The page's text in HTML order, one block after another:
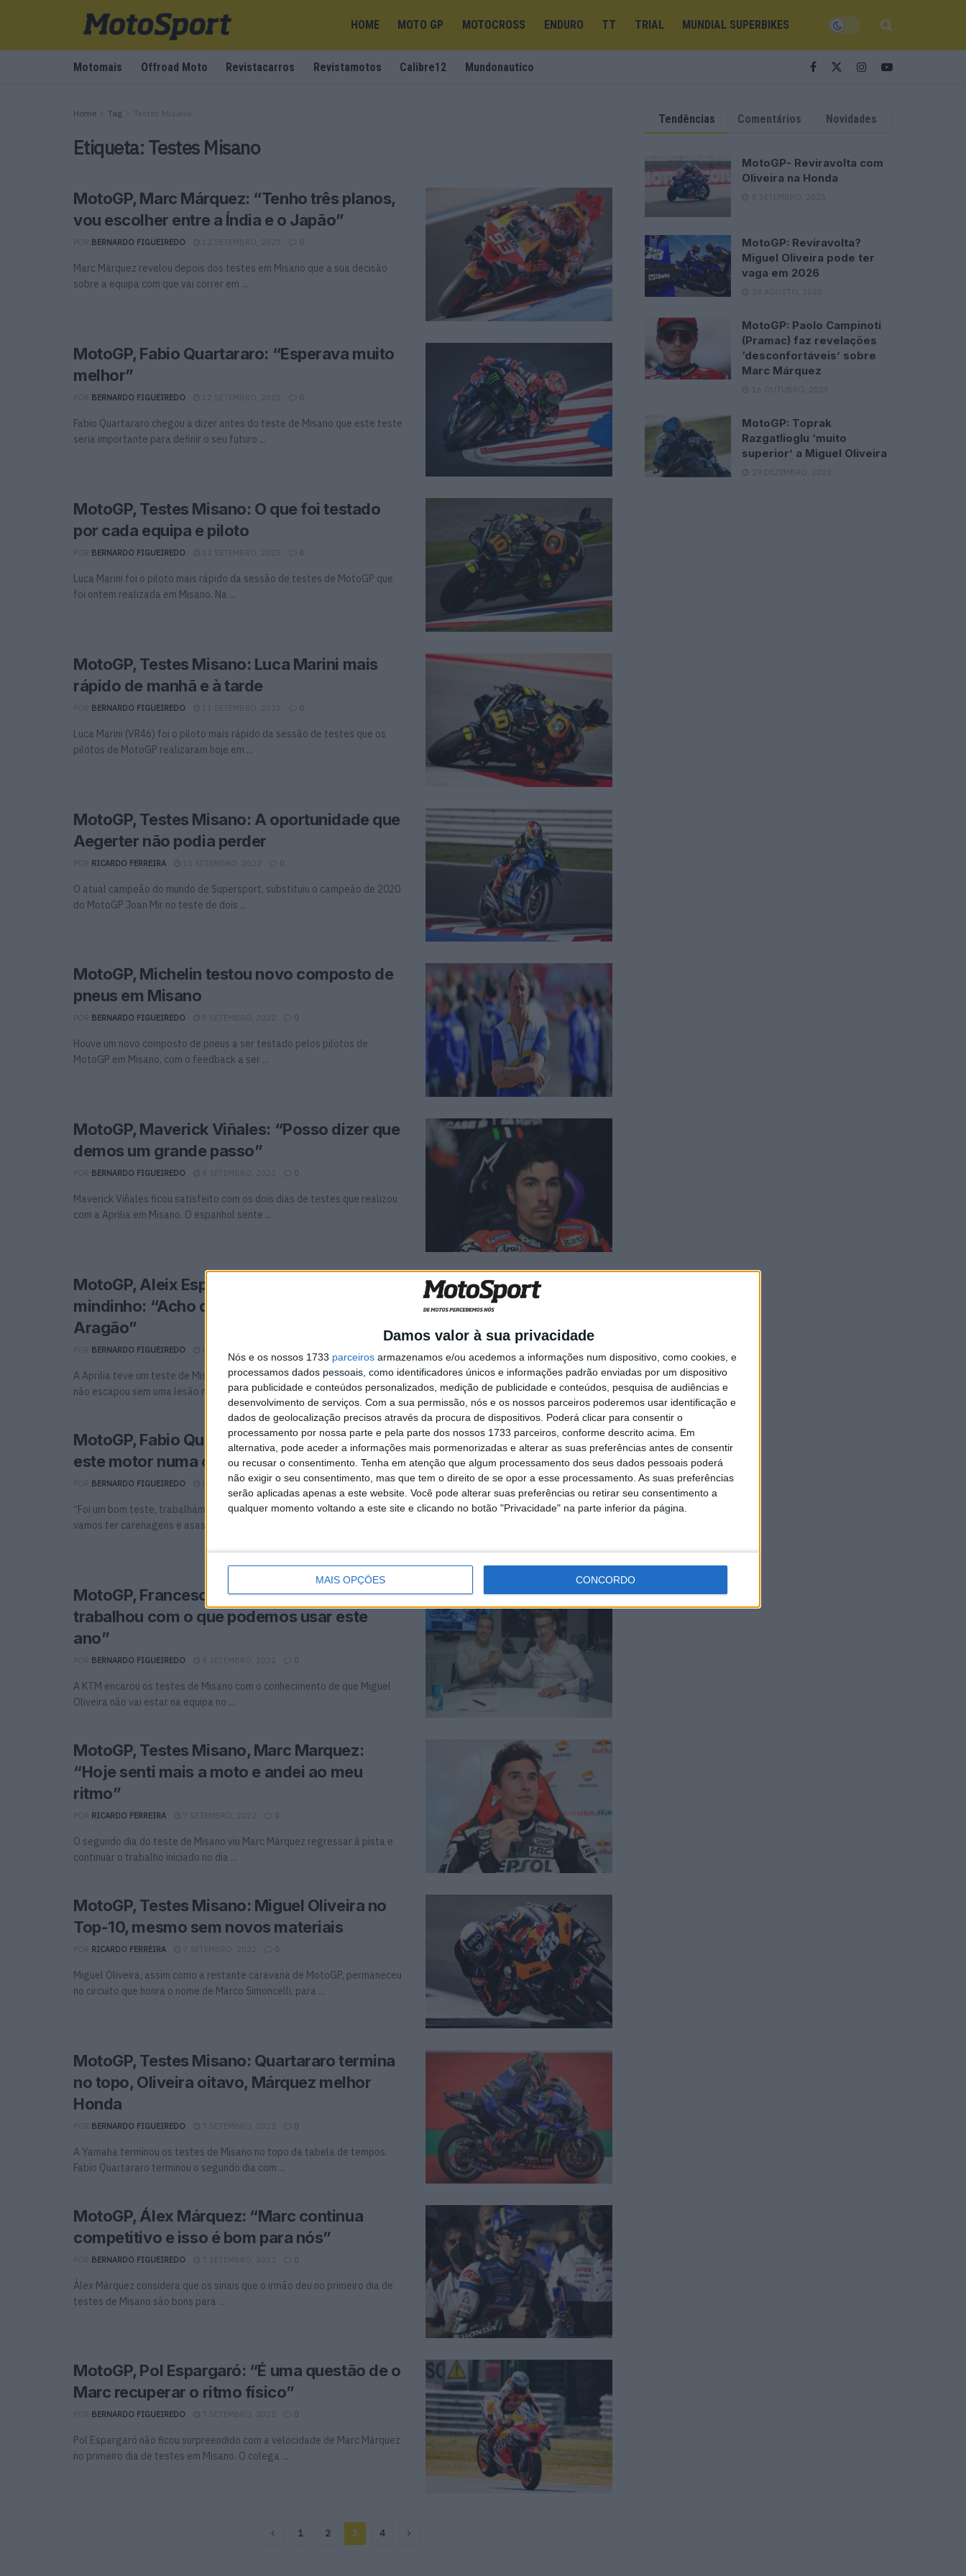
Damos valor à sua privacidade
Nós e os nossos 1733 parceiros armazenamos e/ou acedemos a informações num dispositivo, como cookies, e
processamos dados pessoais, como identificadores únicos e informações padrão enviadas por um dispositivo
para publicidade e conteúdos personalizados, medição de publicidade e conteúdos, pesquisa de audiências e
desenvolvimento de serviços. Com a sua permissão, nós e os nossos parceiros poderemos usar identificação e
dados de geolocalização precisos através da procura de dispositivos. Poderá clicar para consentir o
processamento por nossa parte e pela parte dos nossos 1733 parceiros, conforme descrito acima. Em
alternativa, pode aceder a informações mais pormenorizadas e alterar as suas preferências antes de consentir
ou recusar o consentimento. Tenha em atenção que algum processamento dos seus dados pessoais poderá
não exigir o seu consentimento, mas que tem o direito de se opor a esse processamento. As suas preferências
serão aplicadas apenas a este website. Você pode alterar suas preferências ou retirar seu consentimento a
qualquer momento voltando a este site e clicando no botão "Privacidade" na parte inferior da página.
MAIS OPÇÕES CONCORDO
HOME MOTO GP MOTOCROSS ENDURO TT TRIAL MUNDIAL SUPERBIKES
Motomais Offroad Moto Revistacarros Revistamotos Calibre12 Mundonautico
Home Tag Testes Misano
Etiqueta: Testes Misano
MotoGP, Marc Márquez: “Tenho três planos,
vou escolher entre a Índia e o Japão”
BERNARDO FIGUEIREDO 12 SETEMBRO, 2023 0
Marc Márquez revelou depois dos testes em Misano que a sua decisão
sobre a equipa com que vai correr em ...
MotoGP, Fabio Quartararo: “Esperava muito
melhor”
BERNARDO FIGUEIREDO 12 SETEMBRO, 2023 0
Fabio Quartararo chegou a dizer antes do teste de Misano que este teste
seria importante para definir o seu futuro ...
MotoGP, Testes Misano: O que foi testado
por cada equipa e piloto
BERNARDO FIGUEIREDO 12 SETEMBRO, 2023 0
Luca Marini foi o piloto mais rápido da sessão de testes de MotoGP que
foi ontem realizada em Misano. Na ...
MotoGP, Testes Misano: Luca Marini mais
rápido de manhã e à tarde
BERNARDO FIGUEIREDO 11 SETEMBRO, 2023 0
Luca Marini (VR46) foi o piloto mais rápido da sessão de testes que os
pilotos de MotoGP realizaram hoje em ...
MotoGP, Testes Misano: A oportunidade que
Aegerter não podia perder
RICARDO FERREIRA 10 SETEMBRO, 2022 0
O atual campeão do mundo de Supersport, substituiu o campeão de 2020
do MotoGP Joan Mir no teste de dois ...
MotoGP, Michelin testou novo composto de
pneus em Misano
BERNARDO FIGUEIREDO 8 SETEMBRO, 2022 0
Houve um novo composto de pneus a ser testado pelos pilotos de
MotoGP em Misano, com o feedback a ser ...
MotoGP, Maverick Viñales: “Posso dizer que
demos um grande passo”
BERNARDO FIGUEIREDO 8 SETEMBRO, 2022 0
Maverick Viñales ficou satisfeito com os dois dias de testes que realizou
com a Aprilia em Misano. O espanhol sente ...
MotoGP, Aleix Espargaró parte dedo
mindinho: “Acho que vou estar bem para
Aragão”
BERNARDO FIGUEIREDO
A Aprilia teve um teste de Misano positivo no geral, mas Aleix Espargaró
não escapou sem uma lesão no dedo ...
MotoGP, Fabio Quartararo: “Ansioso por ter
este motor numa corrida”
BERNARDO FIGUEIREDO 8 SETEMBRO, 2022 0
“Foi um bom teste, trabalhámos bem na eletrónica da nova moto. À tarde,
vamos ter carenagens e asas para testar, ...
MotoGP, Francesco Guidotti: “O Miguel
trabalhou com o que podemos usar este
ano”
BERNARDO FIGUEIREDO 8 SETEMBRO, 2022 0
A KTM encarou os testes de Misano com o conhecimento de que Miguel
Oliveira não vai estar na equipa no ...
MotoGP, Testes Misano, Marc Marquez:
“Hoje senti mais a moto e andei ao meu
ritmo”
RICARDO FERREIRA 7 SETEMBRO, 2022 0
O segundo dia do teste de Misano viu Marc Márquez regressar à pista e
continuar o trabalho iniciado no dia ...
MotoGP, Testes Misano: Miguel Oliveira no
Top-10, mesmo sem novos materiais
RICARDO FERREIRA 7 SETEMBRO, 2022 0
Miguel Oliveira, assim como a restante caravana de MotoGP, permaneceu
no circuito que honra o nome de Marco Simoncelli, para ...
MotoGP, Testes Misano: Quartararo termina
no topo, Oliveira oitavo, Márquez melhor
Honda
BERNARDO FIGUEIREDO 7 SETEMBRO, 2022 0
A Yamaha terminou os testes de Misano no topo da tabela de tempos.
Fabio Quartararo terminou o segundo dia com ...
MotoGP, Álex Márquez: “Marc continua
competitivo e isso é bom para nós”
BERNARDO FIGUEIREDO 7 SETEMBRO, 2022 0
Álex Márquez considera que os sinais que o irmão deu no primeiro dia de
testes de Misano são bons para ...
MotoGP, Pol Espargaró: “É uma questão de o
Marc recuperar o ritmo físico”
BERNARDO FIGUEIREDO 7 SETEMBRO, 2022 0
Pol Espargaró não ficou surpreendido com a velocidade de Marc Márquez
no primeiro dia de testes em Misano. O colega ...
1 2 3 4
Tendências Comentários Novidades
MotoGP- Reviravolta com
Oliveira na Honda
8 SETEMBRO, 2025
MotoGP: Reviravolta?
Miguel Oliveira pode ter
vaga em 2026
28 AGOSTO, 2025
MotoGP: Paolo Campinoti
(Pramac) faz revelações
‘desconfortáveis’ sobre
Marc Márquez
16 OUTUBRO, 2025
MotoGP: Toprak
Razgatlioglu ‘muito
superior’ a Miguel Oliveira